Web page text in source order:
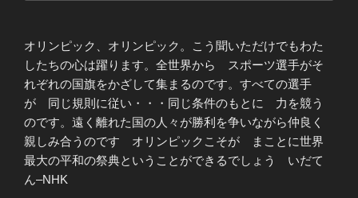
オリンピック、オリンピック。こう聞いただけでもわた
したちの心は躍ります。全世界から スポーツ選手がそ
れぞれの国旗をかざして集まるのです。すべての選手
が 同じ規則に従い・・・同じ条件のもとに 力を競う
のです。遠く離れた国の人々が勝利を争いながら仲良く
親しみ合うのです オリンピックこそが まことに世界
最大の平和の祭典ということができるでしょう いだて
ん–NHK